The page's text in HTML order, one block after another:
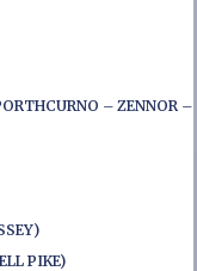
– ZENNOR –
PIKE)